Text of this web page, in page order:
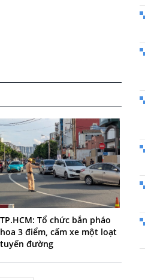
TP.HCM: Tổ chức bắn pháo
hoa 3 điểm, cấm xe một loạt
tuyến đường